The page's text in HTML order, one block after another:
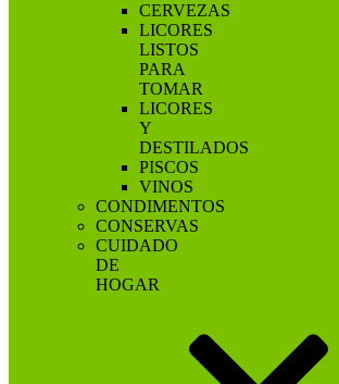
CERVEZAS
LICORES
LISTOS
PARA
TOMAR
LICORES
Y
DESTILADOS
PISCOS
VINOS
CONDIMENTOS
CONSERVAS
CUIDADO
DE
HOGAR